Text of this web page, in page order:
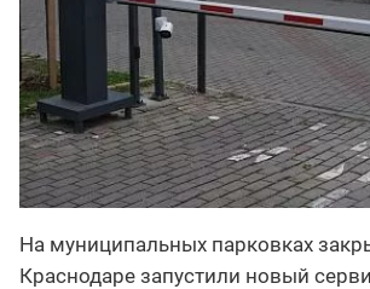
На муниципальных парковках
Краснодаре запустили новый